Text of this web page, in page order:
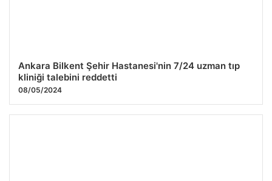
Ankara Bilkent Şehir Hastanesi'nin 7/24 uzman tıp
kliniği talebini reddetti
08/05/2024